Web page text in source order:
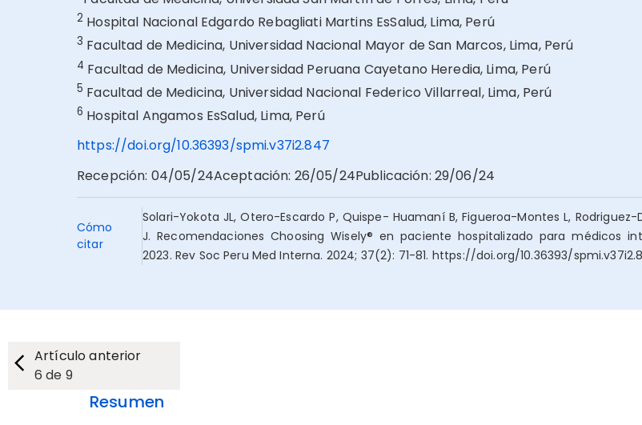
2 Hospital Nacional Edgardo Rebagliati Martins EsSalud, Lima, Perú
3 Facultad de Medicina, Universidad Nacional Mayor de San Marcos, Lima, Perú
4 Facultad de Medicina, Universidad Peruana Cayetano Heredia, Lima, Perú
5 Facultad de Medicina, Universidad Nacional Federico Villarreal, Lima, Perú
6 Hospital Angamos EsSalud, Lima, Perú
https://doi.org/10.36393/spmi.v37i2.847
Recepción: 04/05/24Aceptación: 26/05/24Publicación: 29/06/24
Cómo
citar
Solari-Yokota JL, Otero-Escardo P, Quispe- Huamaní B, Figueroa-Montes L,
J. Recomendaciones Choosing Wisely® en paciente hospitalizado para médicos
2023. Rev Soc Peru Med Interna. 2024; 37(2): 71-81. https://doi.org/10.36393/
Artículo anterior
6 de 9
Resumen